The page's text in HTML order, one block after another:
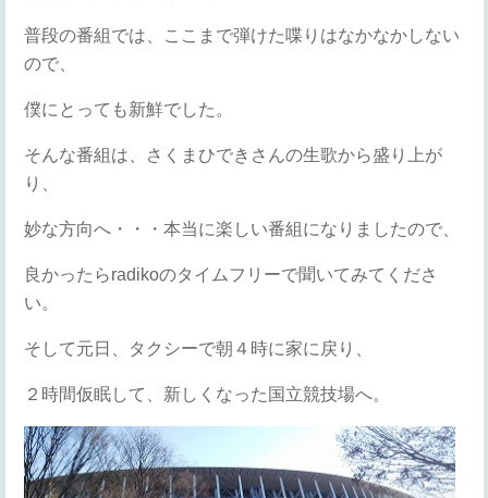
普段の番組では、ここまで弾けた喋りはなかなかしない
ので、
僕にとっても新鮮でした。
そんな番組は、さくまひできさんの生歌から盛り上が
り、
妙な方向へ・・・本当に楽しい番組になりましたので、
良かったらradikoのタイムフリーで聞いてみてくださ
い。
そして元日、タクシーで朝４時に家に戻り、
２時間仮眠して、新しくなった国立競技場へ。